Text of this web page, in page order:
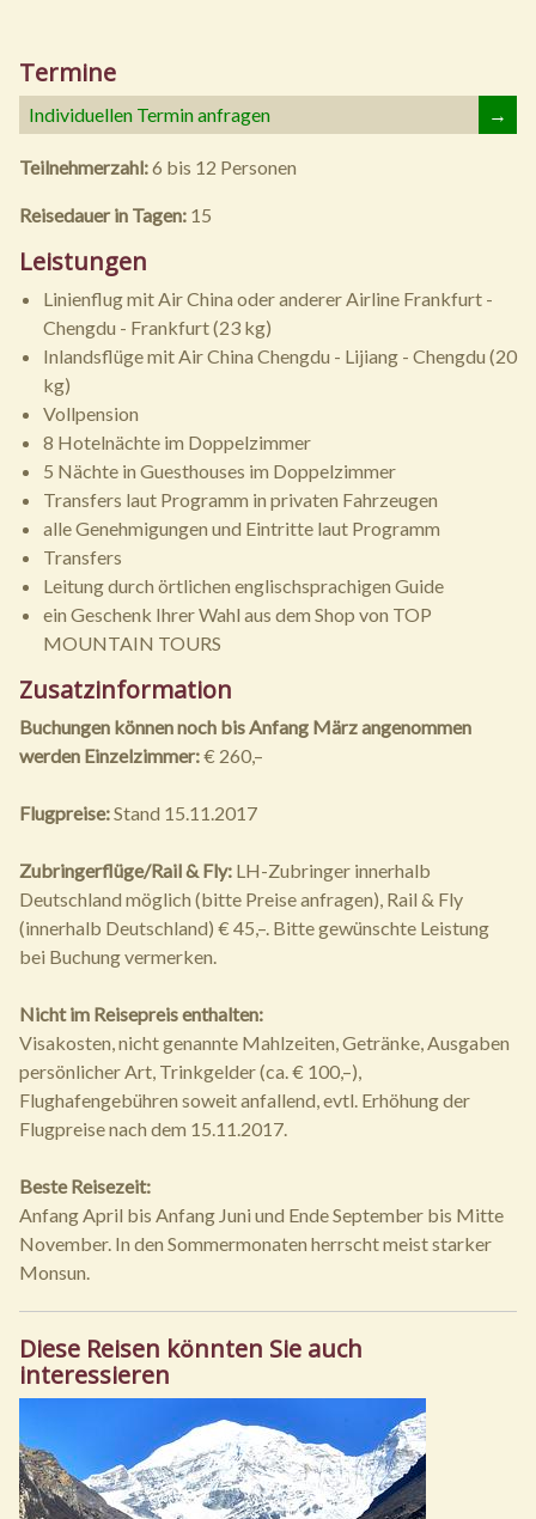
Termine
Individuellen Termin anfragen →
Teilnehmerzahl:6 bis 12 Personen
Reisedauer in Tagen: 15
Leistungen
Linienflug mit Air China oder anderer Airline Frankfurt -
Chengdu - Frankfurt (23 kg)
Inlandsflüge mit Air China Chengdu - Lijiang - Chengdu (20
kg)
Vollpension
8 Hotelnächte im Doppelzimmer
5 Nächte in Guesthouses im Doppelzimmer
Transfers laut Programm in privaten Fahrzeugen
alle Genehmigungen und Eintritte laut Programm
Transfers
Leitung durch örtlichen englischsprachigen Guide
ein Geschenk Ihrer Wahl aus dem Shop von TOP
MOUNTAIN TOURS
Zusatzinformation
Buchungen können noch bis Anfang März angenommen
werden Einzelzimmer:€ 260,–
Flugpreise:Stand 15.11.2017
Zubringerflüge/Rail & Fly: LH-Zubringer innerhalb
Deutschland möglich (bitte Preise anfragen), Rail & Fly
(innerhalb Deutschland) € 45,–. Bitte gewünschte Leistung
bei Buchung vermerken.
Nicht im Reisepreis enthalten:
Visakosten, nicht genannte Mahlzeiten, Getränke, Ausgaben
persönlicher Art, Trinkgelder (ca. € 100,–),
Flughafengebühren soweit anfallend, evtl. Erhöhung der
Flugpreise nach dem 15.11.2017.
Beste Reisezeit:
Anfang April bis Anfang Juni und Ende September bis Mitte
November. In den Sommermonaten herrscht meist starker
Monsun.
Diese Reisen könnten Sie auch
interessieren